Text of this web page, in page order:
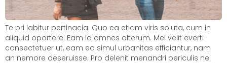
Te pri labitur pertinacia. Quo ea etiam viris soluta, cum in
aliquid oportere. Eam id omnes alterum. Mei velit everti
consectetuer ut, eam ea simul urbanitas efficiantur, nam
an nemore deseruisse. Pro delenit menandri periculis ne.